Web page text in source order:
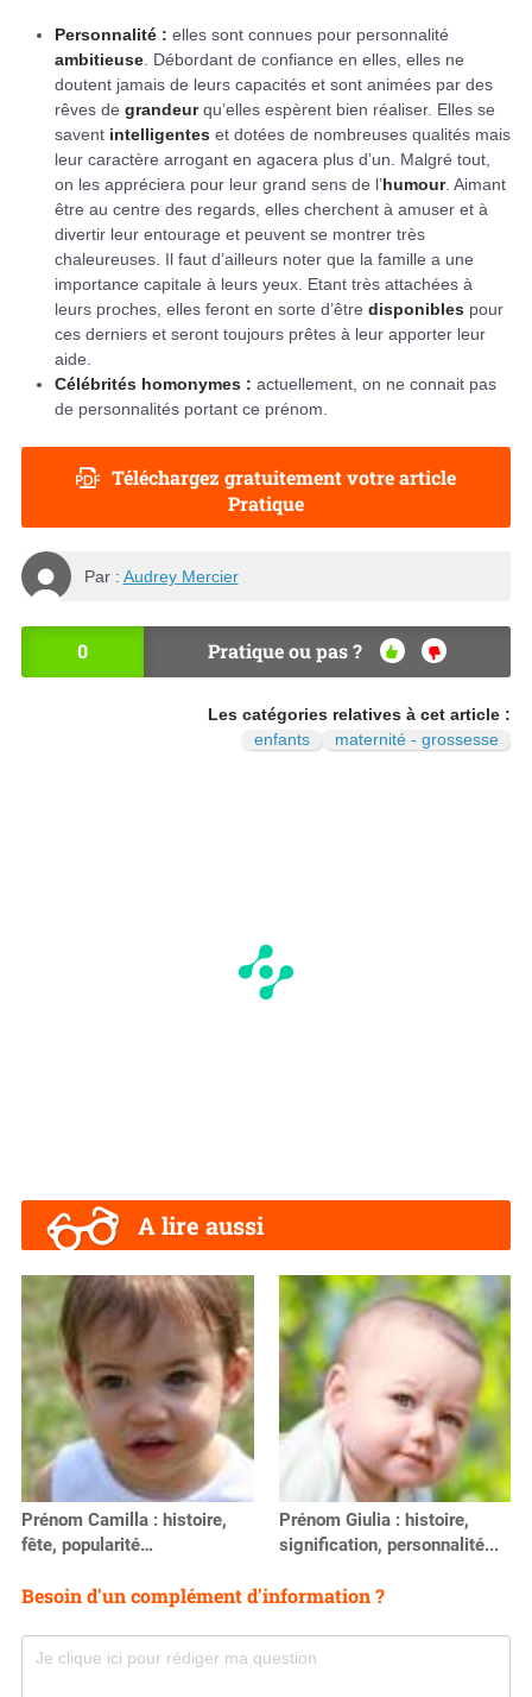
Personnalité : elles sont connues pour personnalité
ambitieuse . Débordant de confiance en elles, elles ne
doutent jamais de leurs capacités et sont animées par des
rêves de grandeurqu’elles espèrent bien réaliser. Elles se
savent intelligentes et dotées de nombreuses qualités mais
leur caractère arrogant en agacera plus d’un. Malgré tout,
on les appréciera pour leur grand sens de l’humour. Aimant
être au centre des regards, elles cherchent à amuser et à
divertir leur entourage et peuvent se montrer très
chaleureuses. Il faut d’ailleurs noter que la famille a une
importance capitale à leurs yeux. Etant très attachées à
leurs proches, elles feront en sorte d’être disponibles pour
ces derniers et seront toujours prêtes à leur apporter leur
aide.
Célébrités homonymes : actuellement, on ne connait pas
de personnalités portant ce prénom.
Téléchargez gratuitement votre article
Pratique
Par : Audrey Mercier
0 Pratique ou pas ?
OU
NO
N
Les catégories relatives à cet article :
enfants
maternité - grossesse
A lire aussi
Prénom Camilla : histoire,
fête, popularité…
Prénom Giulia : histoire,
signification, personnalité...
Besoin d'un complément d'information ?